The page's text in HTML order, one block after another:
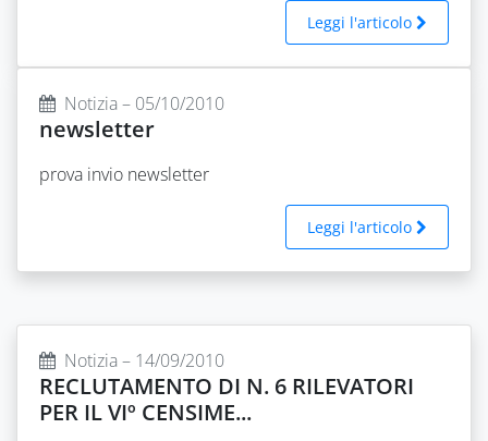
Leggi l'articolo
Notizia – 05/10/2010
newsletter
prova invio newsletter
Leggi l'articolo
Notizia – 14/09/2010
RECLUTAMENTO DI N. 6 RILEVATORI
PER IL VIº CENSIME...